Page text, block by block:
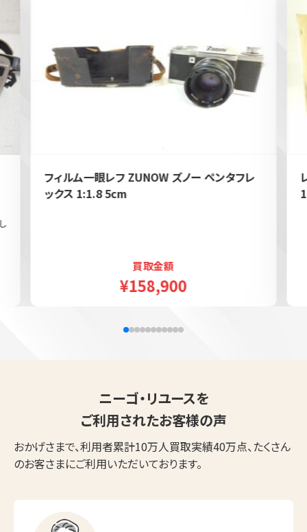
フィルム一眼レフ ZUNOW ズノー ペンタフレ
ックス 1:1.8 5cm
買取金額
¥158,900
ニーゴ・リユースを
ご利用されたお客様の声
おかげさまで、利用者累計10万人買取実績40万点、たくさん
のお客さまにご利用いただいております。